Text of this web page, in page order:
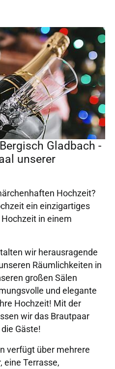
Gladbach -
unserer
Hochzeit?
ein einzigartiges
in einem
wir herausragende
Räumlichkeiten in
großen Sälen
und elegante
Hochzeit! Mit der
wir das Brautpaar
Gäste!
verfügt über mehrere
eine Terrasse,